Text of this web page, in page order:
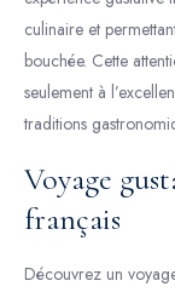
culinaire et
bouchée. Cette
seulement à
traditions
Voyage
français
Découvrez un